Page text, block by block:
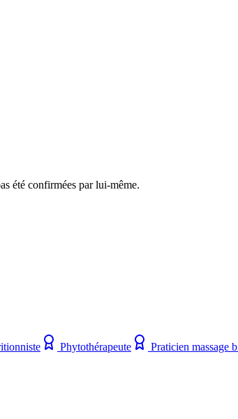
été confirmées par lui-même.
Phytothérapeute
Praticien massage